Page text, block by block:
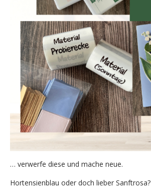
… verwerfe diese und mache neue.
Hortensienblau oder doch lieber Sanftrosa?